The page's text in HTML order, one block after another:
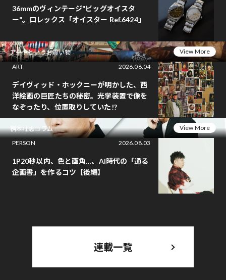
36mmのヴィンテージ"ビッグオイスタ
ー"。ロレックス「オイスター Ref.6424」
アートというお買い物
View More
ART
2026.08.04
デイヴィッド・ホックニーが明かした、西
洋絵画の巨匠たちの秘密。光学装置で像を
なぞったり、位置取りしていた!?
桝本壮志コラム
View More
PERSON
2026.08.03
1P20秒以内、色と画角…、AI時代の「通る
企画書」を作るコツ【後編】
連載一覧